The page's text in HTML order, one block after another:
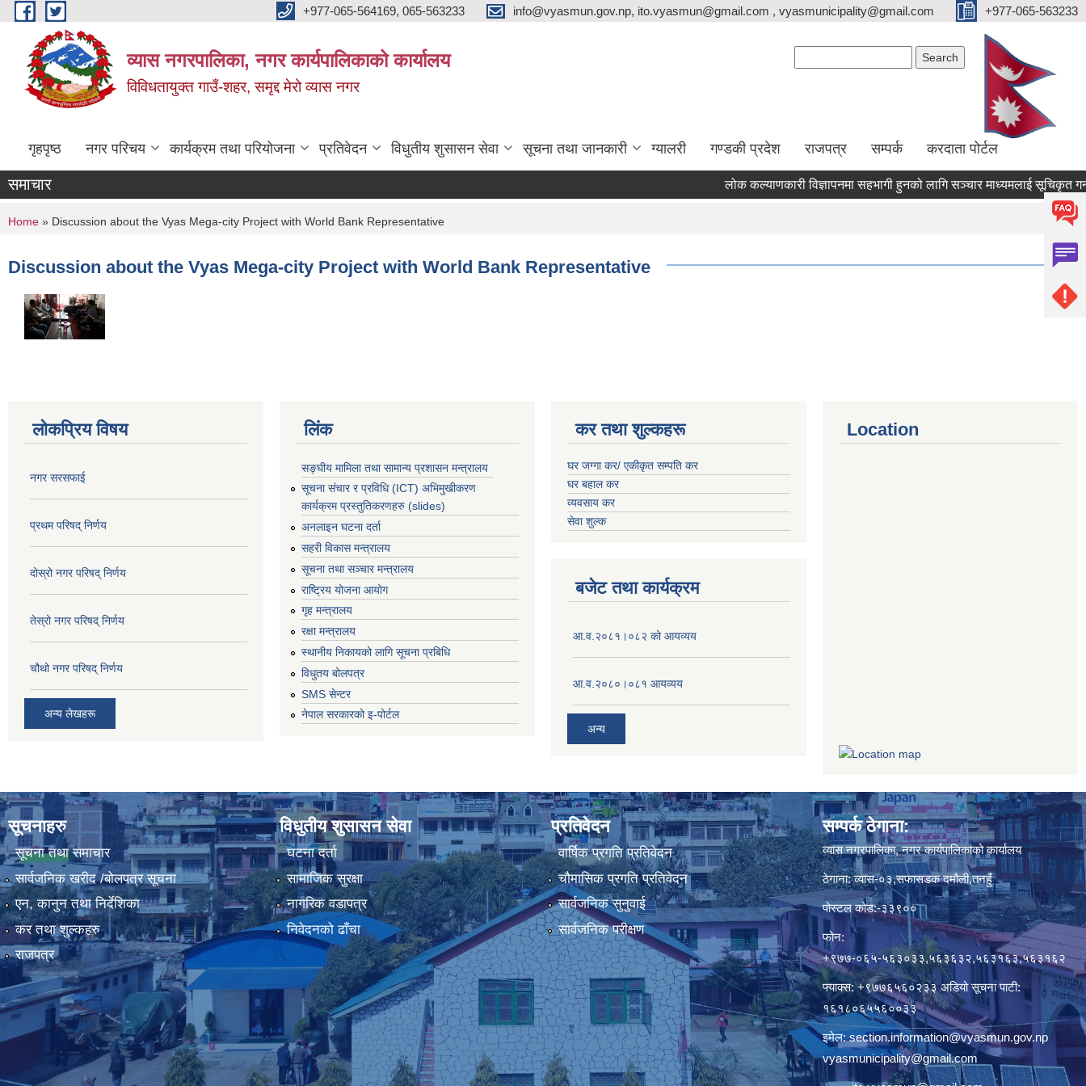
Skip to main content +977-065-564169, 065-563233 info@vyasmun.gov.np, ito.vyasmun@gmail.com , vyasmunicipality@gmail.com +977-065-563233
व्यास नगरपालिका, नगर कार्यपालिकाको कार्यालय
विविधतायुक्त गाउँ-शहर, समृद्द मेरो व्यास नगर
गृहपृष्ठ नगर परिचय कार्यक्रम तथा परियोजना प्रतिवेदन विधुतीय शुसासन सेवा सूचना तथा जानकारी ग्यालरी गण्डकी प्रदेश राजपत्र सम्पर्क करदाता पोर्टल
समाचार लोक कल्याणकारी विज्ञापनमा सहभागी हुनको लागि सञ्चार माध्यमलाई सूचिकृत गर्न
You are here
Home » Discussion about the Vyas Mega-city Project with World Bank Representative
Discussion about the Vyas Mega-city Project with World Bank Representative
लोकप्रिय विषय
नगर सरसफाई
प्रथम परिषद् निर्णय
दोस्रो नगर परिषद् निर्णय
तेस्रो नगर परिषद् निर्णय
चौथो नगर परिषद् निर्णय
अन्य लेखहरू
लिंक
सङ्घीय मामिला तथा सामान्य प्रशासन मन्त्रालय
सूचना संचार र प्रविधि (ICT) अभिमुखीकरण
कार्यक्रम प्रस्तुतिकरणहरु (slides)
अनलाइन घटना दर्ता
सहरी विकास मन्त्रालय
सूचना तथा सञ्चार मन्त्रालय
राष्ट्रिय योजना आयोग
गृह मन्त्रालय
रक्षा मन्त्रालय
स्थानीय निकायको लागि सूचना प्रबिधि
विधुतय बोलपत्र
SMS सेन्टर
नेपाल सरकारको इ-पोर्टल
कर तथा शुल्कहरू
घर जग्गा कर/ एकीकृत सम्पति कर
घर बहाल कर
व्यवसाय कर
सेवा शुल्क
बजेट तथा कार्यक्रम
आ.व.२०८१।०८२ को आयव्यय
आ.व.२०८०।०८१ आयव्यय
अन्य
Location
सूचनाहरु
सूचना तथा समाचार
सार्वजनिक खरीद /बोलपत्र सूचना
एन, कानुन तथा निर्देशिका
कर तथा शुल्कहरु
राजपत्र
विधुतीय शुसासन सेवा
घटना दर्ता
सामाजिक सुरक्षा
नागरिक वडापत्र
निवेदनको ढाँचा
प्रतिवेदन
वार्षिक प्रगति प्रतिवेदन
चौमासिक प्रगति प्रतिवेदन
सार्वजनिक सुनुवाई
सार्वजनिक परीक्षण
सम्पर्क ठेगाना:
व्यास नगरपालिका, नगर कार्यपालिकाको कार्यालय
ठेगाना: व्यास-०३,सफासडक दमौली,तनहुँ
पोस्टल कोड:-३३९००
फोन:
+९७७-०६५-५६३०३३,५६३६३२,५६३१६३,५६३१६२
फ्याक्स: +९७७६५६०२३३ अडियो सूचना पाटी:
१६१८०६५५६००३३
इमेल:section.information@vyasmun.gov.np
vyasmunicipality@gmail.com